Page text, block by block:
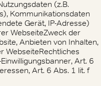
(z.B.
Kommunikationsdaten
Gerät, IP-Adresse)
WebseiteZweck der
Anbieten von Inhalten,
WebseiteRechtliches
Art. 6
Art. 6 Abs. 1 lit. f